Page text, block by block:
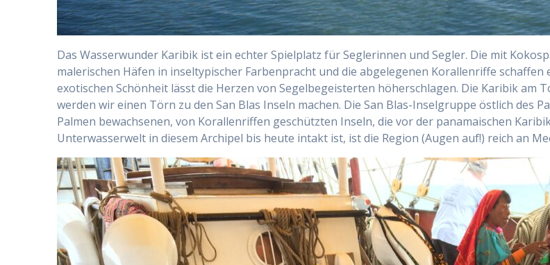
Das Wasserwunder Karibik ist ein echter Spielplatz für Seglerinnen und Segler. Die mit
malerischen Häfen in inseltypischer Farbenpracht und die abgelegenen Korallenriffe
exotischen Schönheit lässt die Herzen von Segelbegeisterten höherschlagen. Die Karibik am
werden wir einen Törn zu den San Blas Inseln machen. Die San Blas-Inselgruppe östlich des
Palmen bewachsenen, von Korallenriffen geschützten Inseln, die vor der panamaischen
Unterwasserwelt in diesem Archipel bis heute intakt ist, ist die Region (Augen auf!) reich an